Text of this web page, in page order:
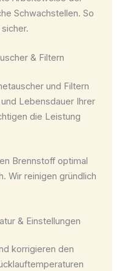
Schwachstellen. So
& Filtern
und Filtern
Lebensdauer Ihrer
die Leistung
Brennstoff optimal
Wir reinigen gründlich
& Einstellungen
korrigieren den